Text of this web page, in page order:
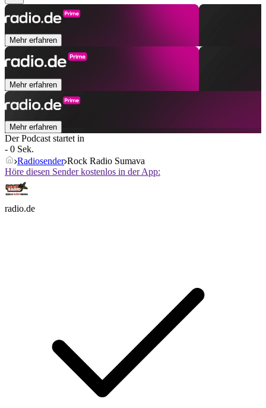
Mehr erfahren
Mehr erfahren
Mehr erfahren
Der Podcast startet in
- 0 Sek.
Radiosender Rock Radio Sumava
Höre diesen Sender kostenlos in der App:
radio.de